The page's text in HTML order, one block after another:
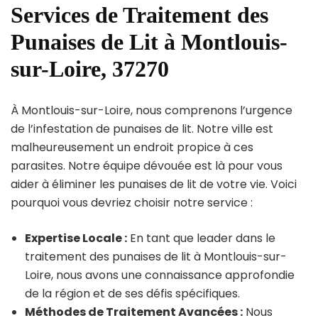
Services de Traitement des
Punaises de Lit à Montlouis-
sur-Loire, 37270
À Montlouis-sur-Loire, nous comprenons l’urgence
de l’infestation de punaises de lit. Notre ville est
malheureusement un endroit propice à ces
parasites. Notre équipe dévouée est là pour vous
aider à éliminer les punaises de lit de votre vie. Voici
pourquoi vous devriez choisir notre service :
Expertise Locale : En tant que leader dans le
traitement des punaises de lit à Montlouis-sur-
Loire, nous avons une connaissance approfondie
de la région et de ses défis spécifiques.
Méthodes de Traitement Avancées : Nous